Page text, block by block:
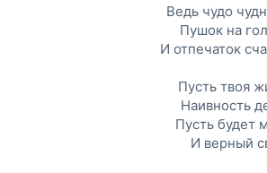
Ведь чудо
Пушок на
И отпечаток
Пусть твоя
Наивность
Пусть будет
И верный